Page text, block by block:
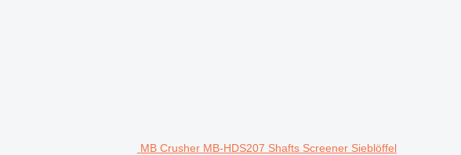
MB Crusher MB-HDS207 Shafts Screener Sieblöffel